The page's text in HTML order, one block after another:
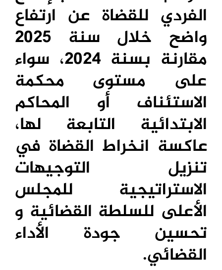
الفردي للقضاة عن ارتفاع
واضح خلال سنة 2025
مقارنة بسنة 2024، سواء
على مستوى محكمة
الاستئناف أو المحاكم
الابتدائية التابعة لها،
عاكسة انخراط القضاة في
تنزيل التوجيهات
الاستراتيجية للمجلس
الأعلى للسلطة القضائية و
تحسين جودة الأداء
القضائي.